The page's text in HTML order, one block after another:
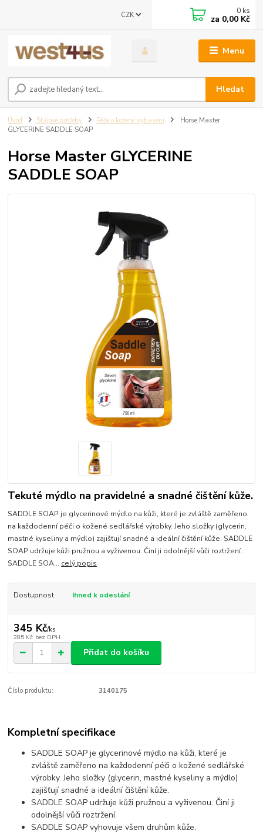
Menu
CZK
Hledat
0 ks
za 0,00 Kč
Úvod Stájové potřeby Péče o kožené vybavení
Horse Master
GLYCERINE SADDLE SOAP
Horse Master GLYCERINE
SADDLE SOAP
Tekuté mýdlo na pravidelné a snadné čištění kůže.
SADDLE SOAP je glycerinové mýdlo na kůži, které je zvláště zaměřeno
na každodenní péči o kožené sedlářské výrobky. Jeho složky (glycerin,
mastné kyseliny a mýdlo) zajišťují snadné a ideální čištění kůže. SADDLE
SOAP udržuje kůži pružnou a vyživenou. Činí ji odolnější vůči roztržení.
SADDLE SOA... celý popis
Dostupnost Ihned k odeslání
345 Kč/ks
285 Kč bez DPH
Přidat do košíku
Číslo produktu: 3140175
Kompletní specifikace
SADDLE SOAP je glycerinové mýdlo na kůži, které je
zvláště zaměřeno na každodenní péči o kožené sedlářské
výrobky. Jeho složky (glycerin, mastné kyseliny a mýdlo)
zajišťují snadné a ideální čištění kůže.
SADDLE SOAP udržuje kůži pružnou a vyživenou. Činí ji
odolnější vůči roztržení.
SADDLE SOAP vyhovuje všem druhům kůže.